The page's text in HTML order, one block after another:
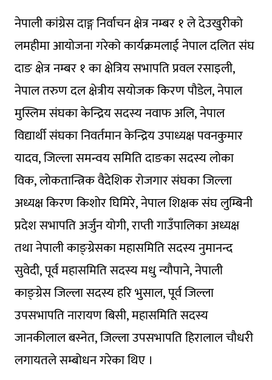
नेपाली कांग्रेस दाङ्ग निर्वाचन क्षेत्र नम्बर १ ले देउखुरीको
लमहीमा आयोजना गरेको कार्यक्रमलाई नेपाल दलित संघ
दाङ क्षेत्र नम्बर १ का क्षेत्रिय सभापति प्रवल रसाइली,
नेपाल तरुण दल क्षेत्रीय सयोजक किरण पौडेल, नेपाल
मुस्लिम संघका केन्द्रिय सदस्य नवाफ अलि, नेपाल
विद्यार्थी संघका निवर्तमान केन्द्रिय उपाध्यक्ष पवनकुमार
यादव, जिल्ला समन्वय समिति दाङका सदस्य लोका
विक, लोकतान्त्रिक वैदेशिक रोजगार संघका जिल्ला
अध्यक्ष किरण किशोर घिमिरे, नेपाल शिक्षक संघ लुम्बिनी
प्रदेश सभापति अर्जुन योगी, राप्ती गाउँपालिका अध्यक्ष
तथा नेपाली काङ्ग्रेसका महासमिति सदस्य नुमानन्द
सुवेदी, पूर्व महासमिति सदस्य मधु न्यौपाने, नेपाली
काङ्ग्रेस जिल्ला सदस्य हरि भुसाल, पूर्व जिल्ला
उपसभापति नारायण बिसी, महासमिति सदस्य
जानकीलाल बस्नेत, जिल्ला उपसभापति हिरालाल चौधरी
लगायतले सम्बोधन गरेका थिए ।